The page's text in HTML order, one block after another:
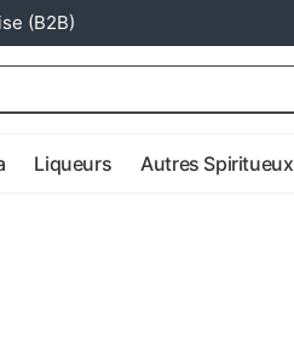
(B2B)
Liqueurs Autres Spiritueux